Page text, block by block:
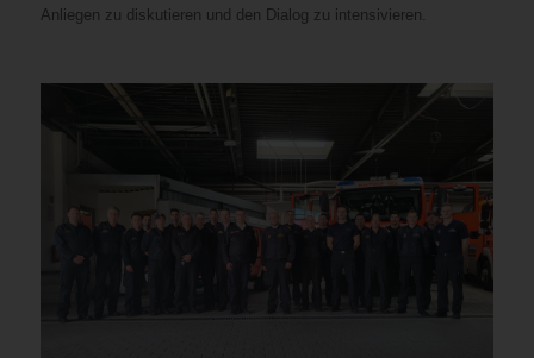
Anliegen zu diskutieren und den Dialog zu intensivieren.